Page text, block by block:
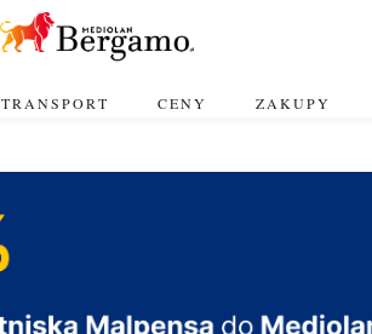
TRANSPORT CENY ZAKUPY